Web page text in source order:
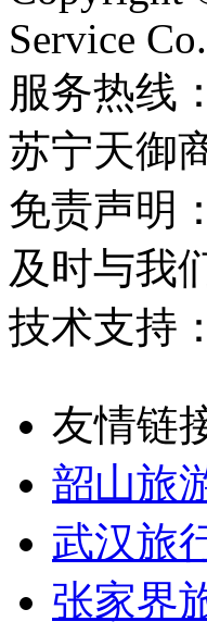
Service
服务热线
苏宁天御
免责声明
及时与我
技术支持：
友情链
韶山旅
武汉旅
张家界